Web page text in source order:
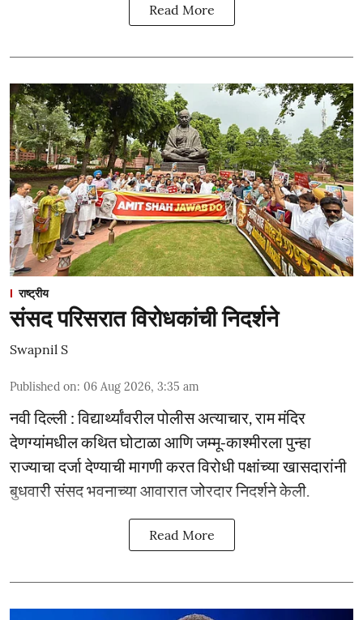
Read More
राष्ट्रीय
संसद परिसरात विरोधकांची निदर्शने
Swapnil S
Published on: 06 Aug 2026, 3:35 am
नवी दिल्ली : विद्यार्थ्यांवरील पोलीस अत्याचार, राम मंदिर
देणग्यांमधील कथित घोटाळा आणि जम्मू-काश्मीरला पुन्हा
राज्याचा दर्जा देण्याची मागणी करत विरोधी पक्षांच्या खासदारांनी
बुधवारी संसद भवनाच्या आवारात जोरदार निदर्शने केली.
Read More